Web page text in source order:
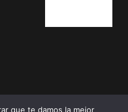
que te damos la mejor